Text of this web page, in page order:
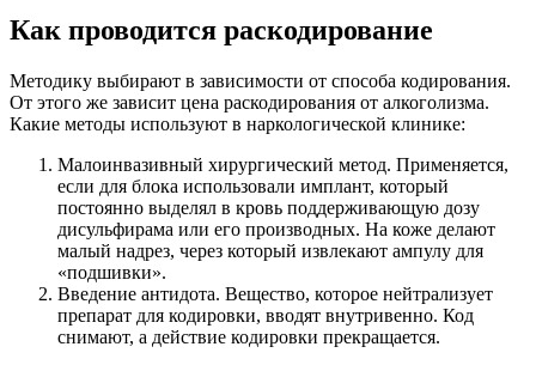
Как проводится раскодирование
Методику выбирают в зависимости от способа кодирования.
От этого же зависит цена раскодирования от алкоголизма.
Какие методы используют в наркологической клинике:
Малоинвазивный хирургический метод. Применяется,
если для блока использовали имплант, который
постоянно выделял в кровь поддерживающую дозу
дисульфирама или его производных. На коже делают
малый надрез, через который извлекают ампулу для
«подшивки».
Введение антидота. Вещество, которое нейтрализует
препарат для кодировки, вводят внутривенно. Код
снимают, а действие кодировки прекращается.